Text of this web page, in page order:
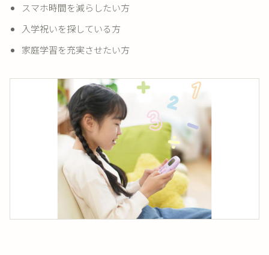
スマホ時間を減らしたい方
入学祝いを探している方
家庭学習を充実させたい方